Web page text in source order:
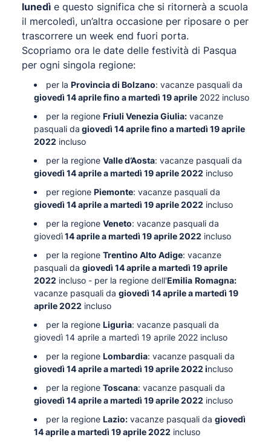
lunedì e questo significa che si ritornerà a scuola
il mercoledì, un’altra occasione per riposare o per
trascorrere un week end fuori porta.
Scopriamo ora le date delle festività di Pasqua
per ogni singola regione:
per la Provincia di Bolzano: vacanze pasquali da
giovedì 14 aprile fino a martedì 19 aprile 2022 incluso
per la regione Friuli Venezia Giulia: vacanze
pasquali da giovedì 14 aprile fino a martedì 19 aprile
2022 incluso
per la regione Valle d’Aosta: vacanze pasquali da
giovedì 14 aprile a martedì 19 aprile 2022 incluso
per regione Piemonte: vacanze pasquali da
giovedì 14 aprile a martedì 19 aprile 2022 incluso
per la regione Veneto: vacanze pasquali da
giovedì14 aprile a martedì 19 aprile 2022 incluso
per la regione Trentino Alto Adige: vacanze
pasquali da giovedì 14 aprile a martedì 19 aprile
2022 incluso - per la regione dell'Emilia Romagna:
vacanze pasquali da giovedì 14 aprile a martedì 19
aprile 2022 incluso
per la regione Liguria: vacanze pasquali da
giovedì 14 aprile a martedì 19 aprile 2022 incluso
per la regione Lombardia: vacanze pasquali da
giovedì 14 aprile a martedì 19 aprile 2022 incluso
per la regione Toscana: vacanze pasquali da
giovedì 14 aprile a martedì 19 aprile 2022 incluso
per la regione Lazio: vacanze pasquali da giovedì
14 aprile a martedì 19 aprile 2022 incluso